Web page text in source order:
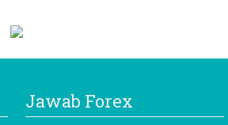
Jawab Forex